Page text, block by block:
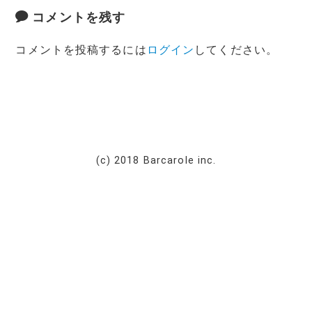
コメントを残す
コメントを投稿するには ログイン してください。
(c) 2018 Barcarole inc.